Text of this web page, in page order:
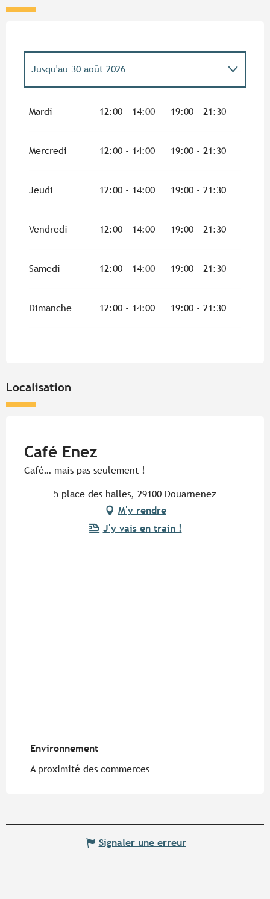
Jusqu'au 30 août 2026
Mardi 12:00 - 14:00 19:00 - 21:30
Mercredi 12:00 - 14:00 19:00 - 21:30
Jeudi 12:00 - 14:00 19:00 - 21:30
Vendredi 12:00 - 14:00 19:00 - 21:30
Samedi 12:00 - 14:00 19:00 - 21:30
Dimanche 12:00 - 14:00 19:00 - 21:30
Localisation
Café Enez
Café… mais pas seulement !
5 place des halles, 29100 Douarnenez
M'y rendre
J'y vais en train !
Environnement
Environnement
A proximité des commerces
Signaler une erreur